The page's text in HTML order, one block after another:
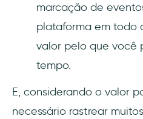
marcação de
plataforma em todo
valor pelo que você
tempo.
E, considerando o valor
necessário rastrear